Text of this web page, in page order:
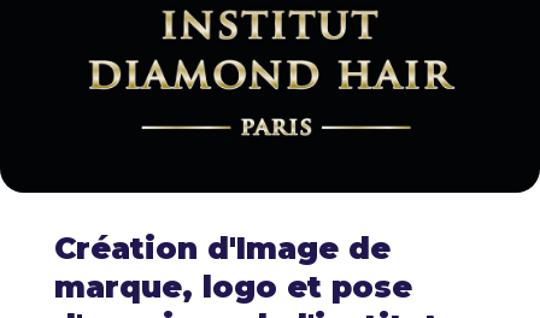
Création d'Image de
marque, logo et pose